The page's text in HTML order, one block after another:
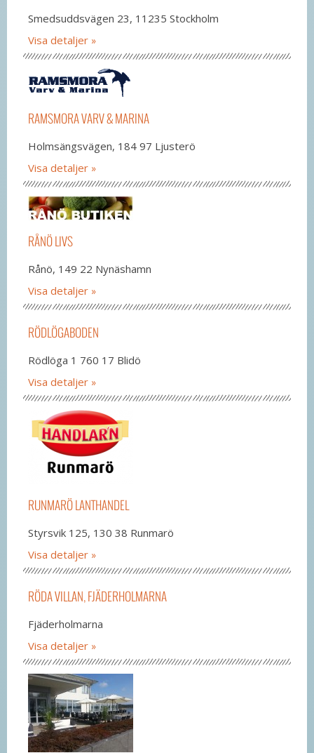
Smedsuddsvägen 23, 11235 Stockholm
Visa detaljer
RAMSMORA VARV & MARINA
Holmsängsvägen, 184 97 Ljusterö
Visa detaljer
RÅNÖ LIVS
Rånö, 149 22 Nynäshamn
Visa detaljer
RÖDLÖGABODEN
Rödlöga 1 760 17 Blidö
Visa detaljer
RUNMARÖ LANTHANDEL
Styrsvik 125, 130 38 Runmarö
Visa detaljer
RÖDA VILLAN, FJÄDERHOLMARNA
Fjäderholmarna
Visa detaljer